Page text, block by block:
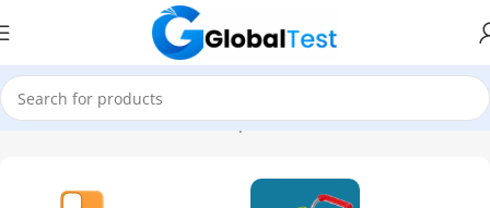
Accueil Produits identifiés “compresse non stérile”